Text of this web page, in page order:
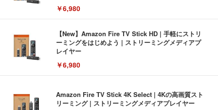
￥6,980
【New】Amazon Fire TV Stick HD | 手軽にストリ
ーミングをはじめよう | ストリーミングメディアプ
レイヤー
￥6,980
Amazon Fire TV Stick 4K Select | 4Kの高画質スト
リーミング | ストリーミングメディアプレイヤー